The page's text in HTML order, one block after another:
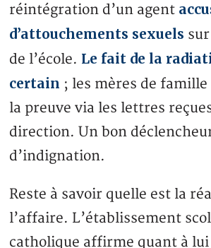
réintégration d’un agent
d’attouchements sexuels
de l’école. Le fait de la
certain ; les mères de
la preuve via les lettres
direction. Un bon
d’indignation.
Reste à savoir quelle est la
l’affaire. L’établissement
catholique affirme quant à lui